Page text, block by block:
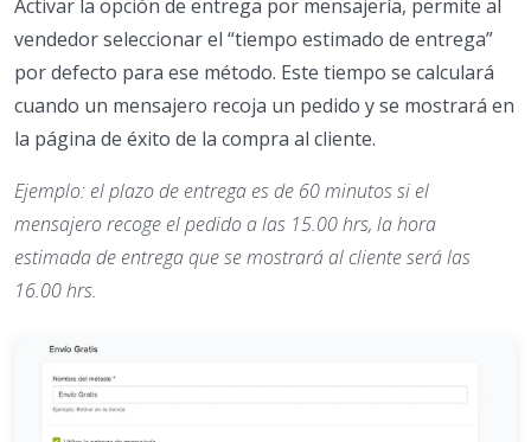
Activar la opción de entrega por mensajería, permite al
vendedor seleccionar el “tiempo estimado de entrega”
por defecto para ese método. Este tiempo se calculará
cuando un mensajero recoja un pedido y se mostrará en
la página de éxito de la compra al cliente.
Ejemplo: el plazo de entrega es de 60 minutos si el
mensajero recoge el pedido a las 15.00 hrs, la hora
estimada de entrega que se mostrará al cliente será las
16.00 hrs.